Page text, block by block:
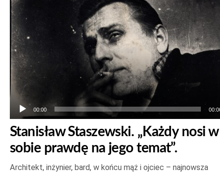
00:00
Stanisław Staszewski. „Każdy nosi w
sobie prawdę na jego temat”.
Architekt, inżynier, bard, w końcu mąż i ojciec – najnowsza